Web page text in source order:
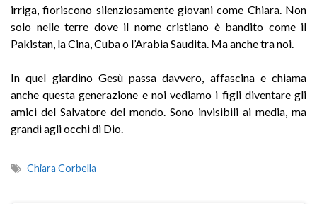
irriga, fioriscono silenziosamente giovani come Chiara. Non
solo nelle terre dove il nome cristiano è bandito come il
Pakistan, la Cina, Cuba o l’Arabia Saudita. Ma anche tra noi.
In quel giardino Gesù passa davvero, affascina e chiama
anche questa generazione e noi vediamo i figli diventare gli
amici del Salvatore del mondo. Sono invisibili ai media, ma
grandi agli occhi di Dio.
Chiara Corbella